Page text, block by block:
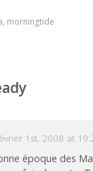
, morningtide
1st, 2008 at
époque des